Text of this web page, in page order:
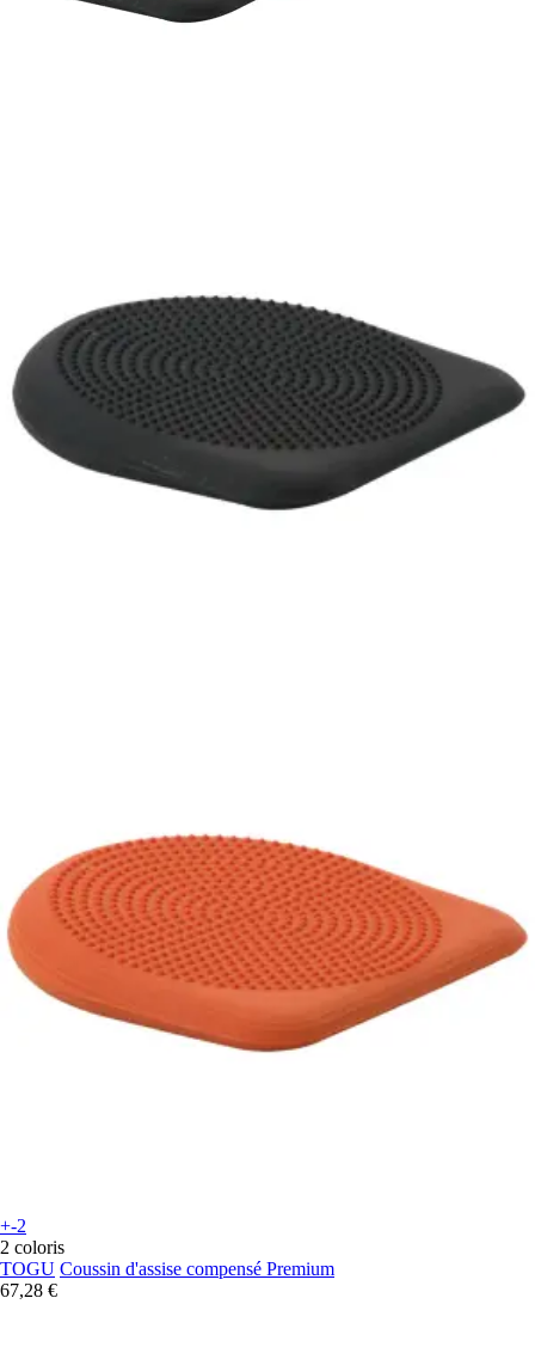
+-2
2 coloris
TOGU Coussin d'assise compensé Premium
67,28 €